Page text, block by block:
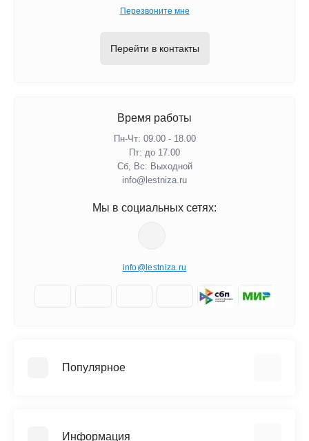
Перезвоните мне
Перейти в контакты
Время работы
Пн-Чт: 09.00 - 18.00
Пт: до 17.00
Сб, Вс: Выходной
info@lestniza.ru
Мы в социальных сетях:
info@lestniza.ru
Популярное
Информация